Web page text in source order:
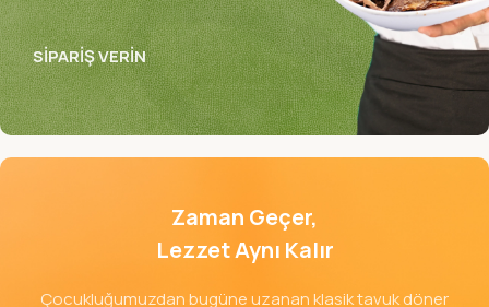
Değişmeyen Lezzet
Abartısız, sossuz ve bildiğiniz o eski döner lezzeti… Her
lokmada nostalji.
SIPARIŞ VERIN
Zaman Geçer,
Lezzet Aynı Kalır
Çocukluğumuzdan bugüne uzanan klasik tavuk döner